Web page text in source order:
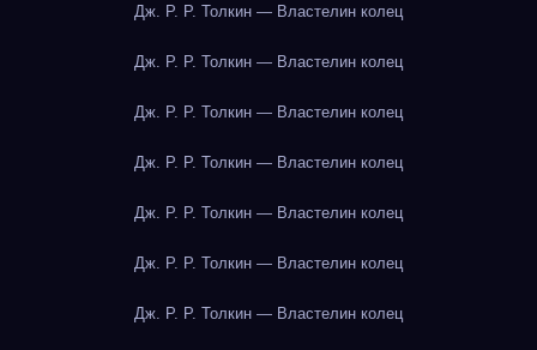
Дж. Р. Р. Толкин — Властелин колец
Дж. Р. Р. Толкин — Властелин колец
Дж. Р. Р. Толкин — Властелин колец
Дж. Р. Р. Толкин — Властелин колец
Дж. Р. Р. Толкин — Властелин колец
Дж. Р. Р. Толкин — Властелин колец
Дж. Р. Р. Толкин — Властелин колец